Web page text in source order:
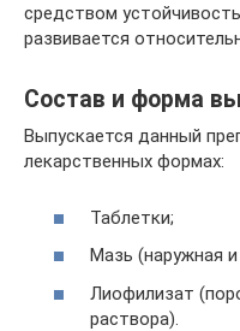
средством
развивается
Состав и форма
Выпускается данный
лекарственных формах:
Таблетки;
Мазь (наружная и
Лиофилизат
раствора).